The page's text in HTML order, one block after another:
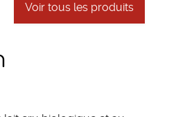
Voir tous les produits